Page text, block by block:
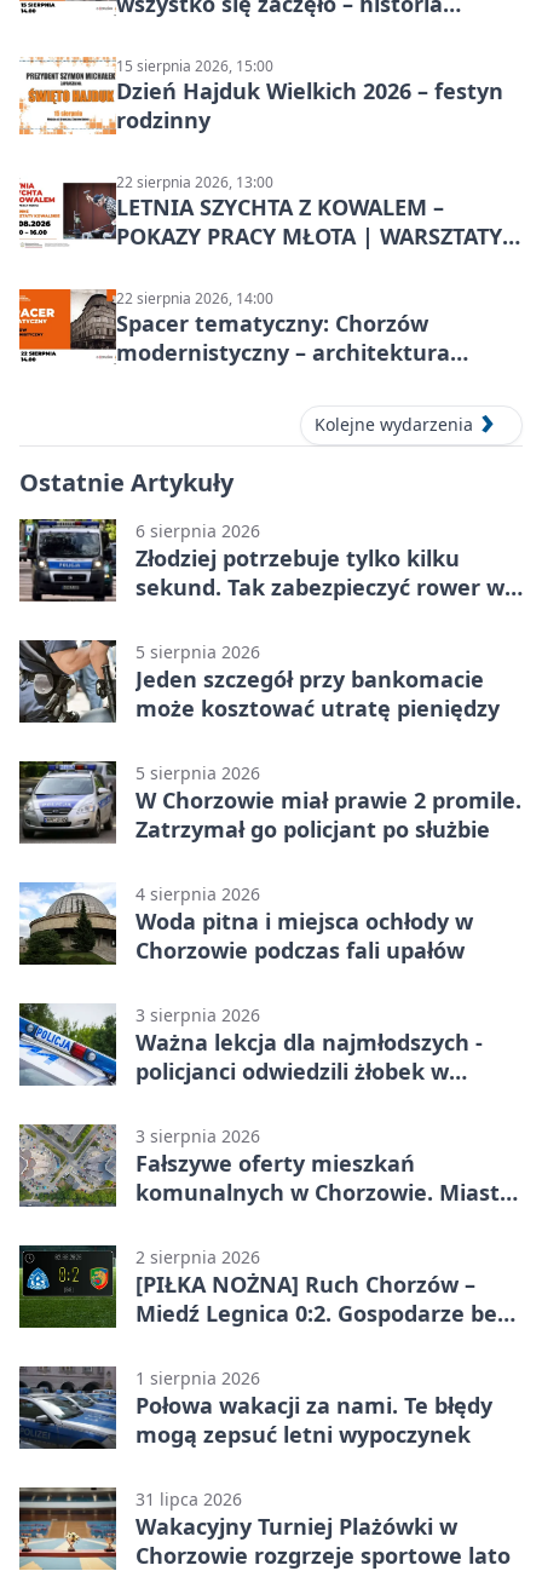
15 sierpnia 2026, 15:00
Dzień Hajduk Wielkich 2026 – festyn
rodzinny
22 sierpnia 2026, 13:00
LETNIA SZYCHTA Z KOWALEM –
POKAZY PRACY MŁOTA | WARSZTATY
22 sierpnia 2026, 14:00
Spacer tematyczny: Chorzów
modernistyczny – architektura
Kolejne wydarzenia
Ostatnie Artykuły
6 sierpnia 2026
Złodziej potrzebuje tylko kilku
sekund. Tak zabezpieczyć rower w
5 sierpnia 2026
Jeden szczegół przy bankomacie
może kosztować utratę pieniędzy
5 sierpnia 2026
W Chorzowie miał prawie 2 promile.
Zatrzymał go policjant po służbie
4 sierpnia 2026
Woda pitna i miejsca ochłody w
Chorzowie podczas fali upałów
3 sierpnia 2026
Ważna lekcja dla najmłodszych -
policjanci odwiedzili żłobek w
3 sierpnia 2026
Fałszywe oferty mieszkań
komunalnych w Chorzowie. Miasto
2 sierpnia 2026
[PIŁKA NOŻNA] Ruch Chorzów –
Miedź Legnica 0:2. Gospodarze bez
1 sierpnia 2026
Połowa wakacji za nami. Te błędy
mogą zepsuć letni wypoczynek
31 lipca 2026
Wakacyjny Turniej Plażówki w
Chorzowie rozgrzeje sportowe lato